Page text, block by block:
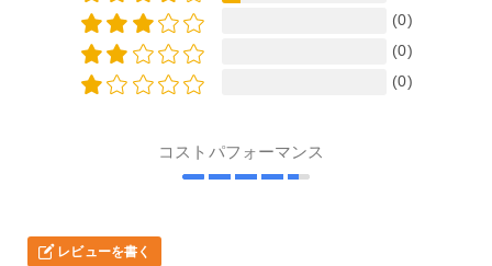
(0)
(0)
(0)
コストパフォーマンス
レビューを書く